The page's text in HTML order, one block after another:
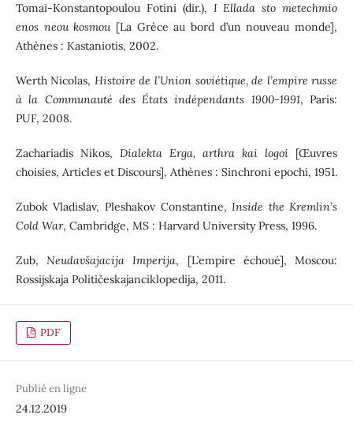
Tomai-Konstantopoulou Fotini (dir.), I Ellada sto metechmio
enos neou kosmou [La Grèce au bord d’un nouveau monde],
Athènes : Kastaniotis, 2002.
Werth Nicolas, Histoire de l’Union soviétique, de l’empire russe
à la Communauté des États indépendants 1900-1991, Paris:
PUF, 2008.
Zachariadis Nikos, Dialekta Erga, arthra kai logoi [Œuvres
choisies, Articles et Discours], Athènes : Sinchroni epochi, 1951.
Zubok Vladislav, Pleshakov Constantine,Inside the Kremlin’s
Cold War, Cambridge, MS : Harvard University Press, 1996.
Zub,Neudavšajacija Imperija, [L’empire échoué], Moscou:
Rossijskaja Političeskajanciklopedija, 2011.
PDF
Publié en ligne
24.12.2019